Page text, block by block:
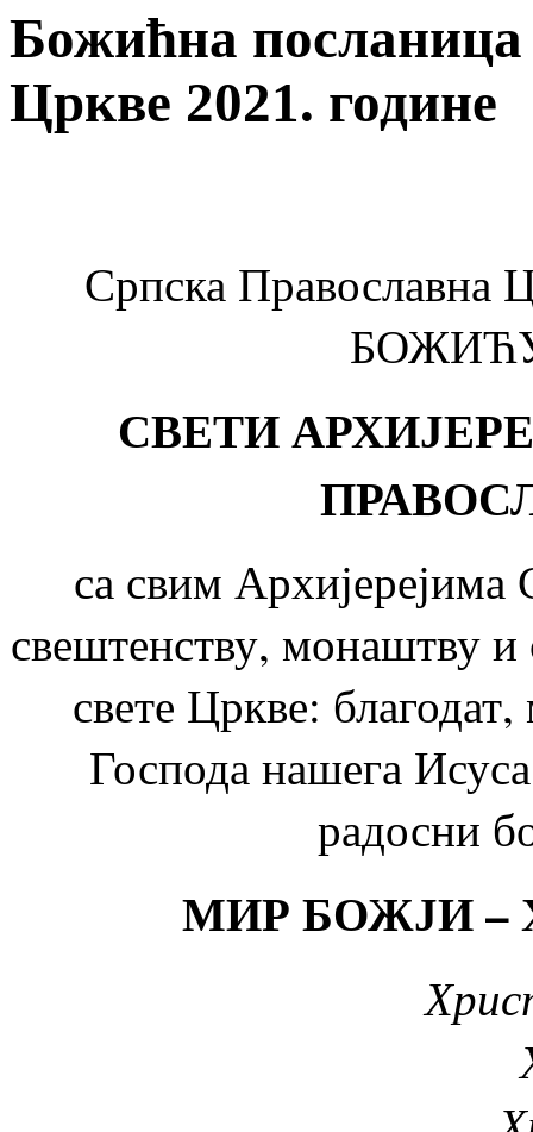
Божићна
Цркве 2021. године
Српска Православна
БОЖИЋУ
СВЕТИ
са свим
свештенству, монаштву
свете Цркве:
Господа нашега
радосни
МИР БОЖЈИ –